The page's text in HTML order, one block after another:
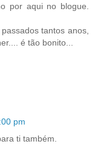
por aqui no blogue.
tantos anos,
é tão bonito...
pm
ti também.